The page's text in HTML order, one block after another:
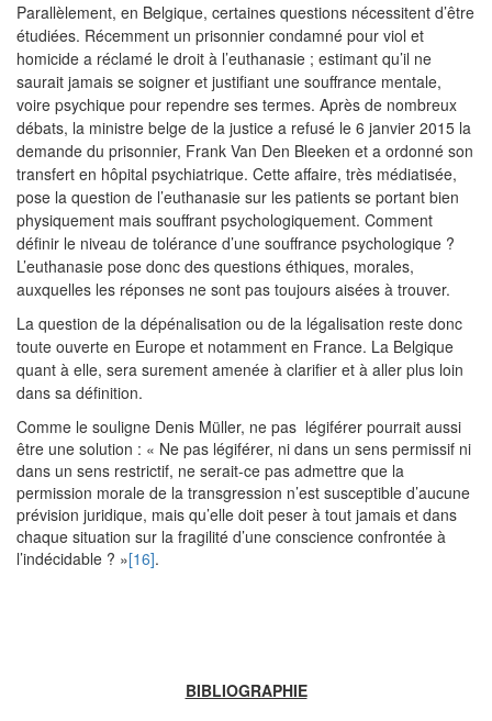
Parallèlement, en Belgique, certaines questions nécessitent d’être
étudiées. Récemment un prisonnier condamné pour viol et
homicide a réclamé le droit à l’euthanasie ; estimant qu’il ne
saurait jamais se soigner et justifiant une souffrance mentale,
voire psychique pour rependre ses termes. Après de nombreux
débats, la ministre belge de la justice a refusé le 6 janvier 2015 la
demande du prisonnier, Frank Van Den Bleeken et a ordonné son
transfert en hôpital psychiatrique. Cette affaire, très médiatisée,
pose la question de l’euthanasie sur les patients se portant bien
physiquement mais souffrant psychologiquement. Comment
définir le niveau de tolérance d’une souffrance psychologique ?
L’euthanasie pose donc des questions éthiques, morales,
auxquelles les réponses ne sont pas toujours aisées à trouver.
La question de la dépénalisation ou de la légalisation reste donc
toute ouverte en Europe et notamment en France. La Belgique
quant à elle, sera surement amenée à clarifier et à aller plus loin
dans sa définition.
Comme le souligne Denis Müller, ne pas légiférer pourrait aussi
être une solution : « Ne pas légiférer, ni dans un sens permissif ni
dans un sens restrictif, ne serait-ce pas admettre que la
permission morale de la transgression n’est susceptible d’aucune
prévision juridique, mais qu’elle doit peser à tout jamais et dans
chaque situation sur la fragilité d’une conscience confrontée à
l’indécidable ? »[16].
BIBLIOGRAPHIE